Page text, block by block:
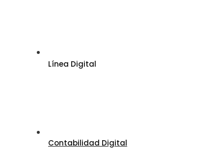
Línea Digital
Contabilidad Digital